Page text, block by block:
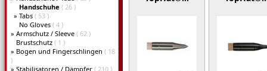
Handschuhe ( 26 )
» Tabs ( 53 )
No Gloves ( 4 )
» Armschutz / Sleeve ( 62 )
Brustschutz ( 1 )
» Bogen und Fingerschlingen ( 18
)
» Stabilisatoren / Dämpfer ( 210 )